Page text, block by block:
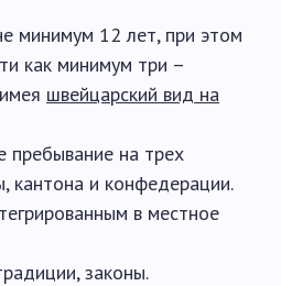
минимум 12 лет, при этом
как минимум три –
швейцарский вид на
пребывание на трех
кантона и конфедерации.
в местное
законы.